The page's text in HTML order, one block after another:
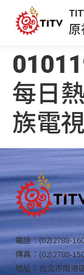
每日
族電
電話：(02)2788-
傳真：(02)2788-
地址：台北市南港